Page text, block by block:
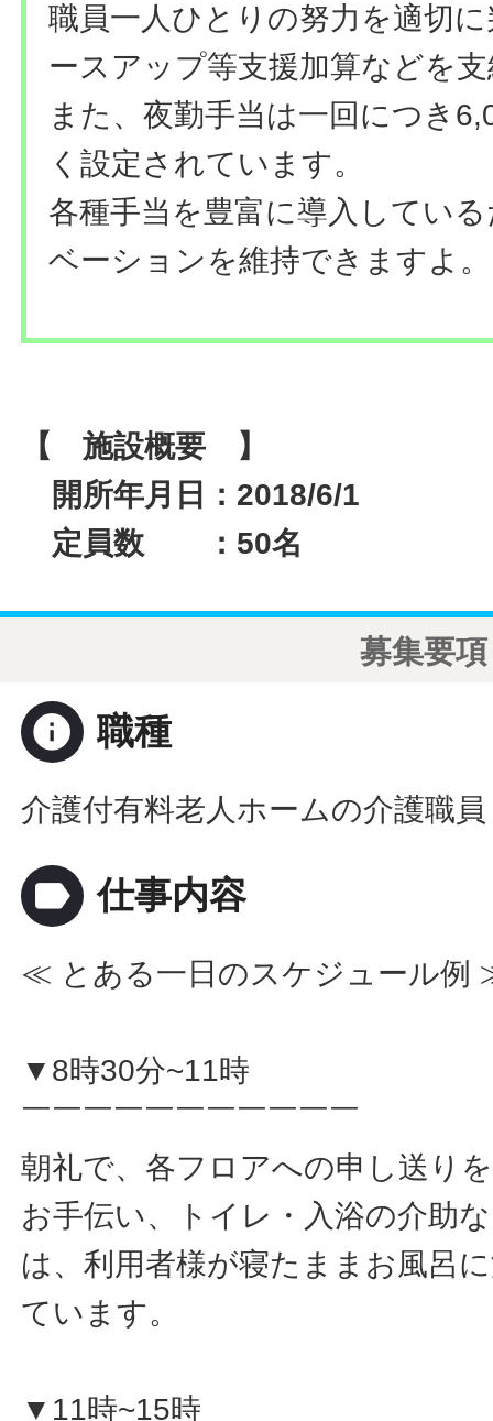
職員一人ひとりの努力を適切
ースアップ等支援加算などを
また、夜勤手当は一回につき
く設定されています。
各種手当を豊富に導入してい
ベーションを維持できますよ。
【 施設概要 】
開所年月日：2018/6/1
定員数 ：50名
募集要項
info 職種
介護付有料老人ホームの介護職員
label 仕事内容
≪ とある一日のスケジュール例
▼8時30分~11時
￣￣￣￣￣￣￣￣￣￣￣
朝礼で、各フロアへの申し送り
お手伝い、トイレ・入浴の介助
は、利用者様が寝たままお風呂
ています。
▼11時~15時